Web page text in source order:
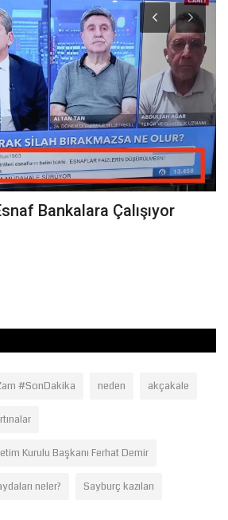
Bankalara Çalışıyor
#SonDakika neden akçakale
Kurulu Başkanı Ferhat Demir
neler? Sayburç kazıları